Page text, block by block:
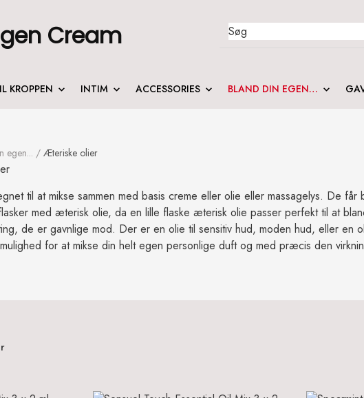
Cream
Search
for:
KROPPEN INTIM ACCESSORIES BLAND DIN EGEN…
egen... / Æteriske olier
til at mikse sammen med basis creme eller olie eller massagelys. De
med æterisk olie, da en lille flaske æterisk olie passer perfekt til at
de er gavnlige mod. Der er en olie til sensitiv hud, moden hud, eller
for at mikse din helt egen personlige duft og med præcis den
Sorteret